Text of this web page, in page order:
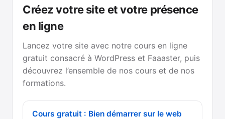
Créez votre site et votre présence
en ligne
Lancez votre site avec notre cours en ligne
gratuit consacré à WordPress et Faaaster, puis
découvrez l’ensemble de nos cours et de nos
formations.
Cours gratuit : Bien démarrer sur le web